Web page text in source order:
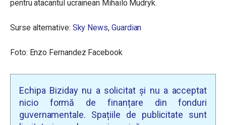
pentru atacantul ucrainean Mihailo Mudryk.
Surse alternative: Sky News, Guardian
Foto: Enzo Fernandez Facebook
Echipa Biziday nu a solicitat și nu a acceptat
nicio formă de finanțare din fonduri
guvernamentale. Spațiile de publicitate sunt